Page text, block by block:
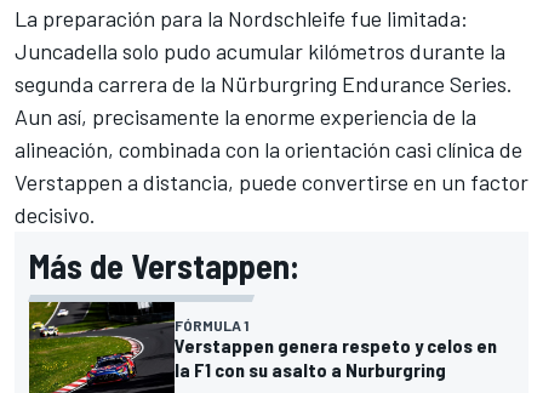
La preparación para la Nordschleife fue limitada:
Juncadella solo pudo acumular kilómetros durante la
segunda carrera de la Nürburgring Endurance Series.
Aun así, precisamente la enorme experiencia de la
alineación, combinada con la orientación casi clínica de
Verstappen a distancia, puede convertirse en un factor
decisivo.
Más de Verstappen:
FÓRMULA 1
Verstappen genera respeto y celos en
la F1 con su asalto a Nurburgring